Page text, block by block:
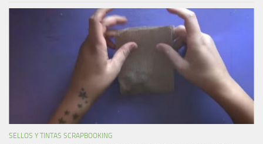
SELLOS Y TINTAS SCRAPBOOKING